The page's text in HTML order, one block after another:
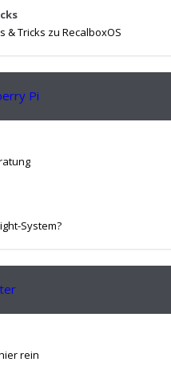
& Tricks zu RecalboxOS
Pi
System?
rein